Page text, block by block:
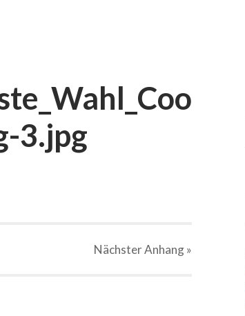
3.jpg
NächsterAnhang»